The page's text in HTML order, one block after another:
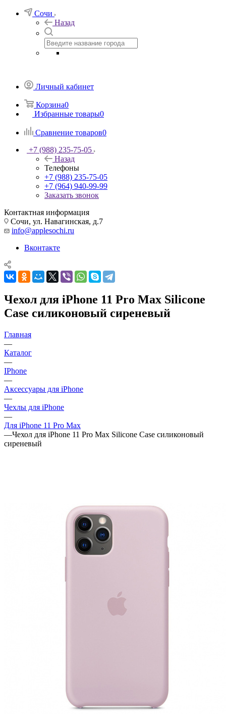
Сочи
Назад
Личный кабинет
Корзина0
Избранные товары0
Сравнение товаров0
+7 (988) 235-75-05
Назад
Телефоны
+7 (988) 235-75-05
+7 (964) 940-99-99
Заказать звонок
Контактная информация
Сочи, ул. Навагинская, д.7
info@applesochi.ru
Вконтакте
Чехол для iPhone 11 Pro Max Silicone
Case силиконовый сиреневый
Главная
—
Каталог
—
IPhone
—
Аксессуары для iPhone
—
Чехлы для iPhone
—
Для iPhone 11 Pro Max
—Чехол для iPhone 11 Pro Max Silicone Case силиконовый
сиреневый